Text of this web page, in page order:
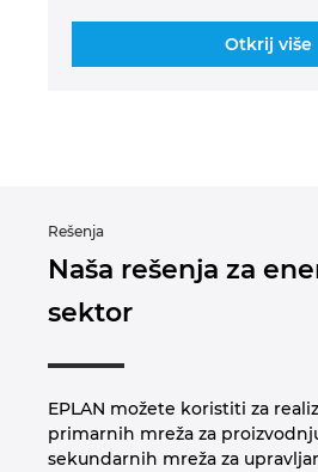
Otkrij više
Rešenja
Naša rešenja za
sektor
EPLAN možete koristiti za
primarnih mreža za
sekundarnih mreža za